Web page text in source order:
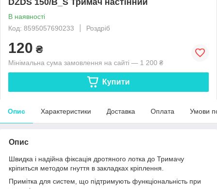
В наявності
Код: 8595057690233
Роздріб
120 ₴
Мінімальна сума замовлення на сайті — 1 200 ₴
Купити
Опис Характеристики Доставка Оплата Умови
Опис
Швидка і надійна фіксація дротяного лотка до Тримачу
кріпиться методом гнуття в закладках кріплення.
Примітка для систем, що підтримують функціональність при